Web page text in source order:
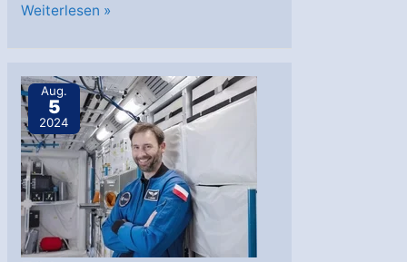
XXXV.
Congress
in
Noordwijk:
Interview
mit
Jerry
Ross
Weiterlesen »
Aug.
5
2024